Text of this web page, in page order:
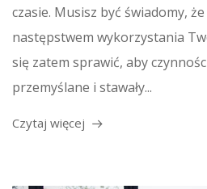
czasie. Musisz być świadomy,
następstwem wykorzystania
się zatem sprawić, aby
przemyślane i stawały...
Czytaj więcej